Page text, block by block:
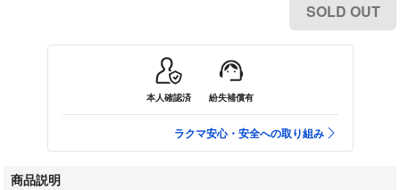
SOLD OUT
本人確認済 紛失補償有
ラクマ安心・安全への取り組み
商品説明